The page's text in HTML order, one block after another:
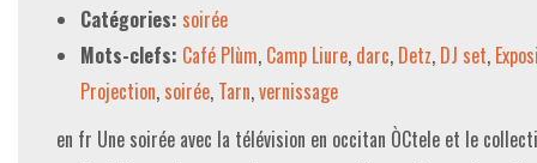
Catégories: soirée
Mots-clefs: Café Plùm, Camp Liure, darc, Detz, DJ set,
Projection, soirée, Tarn,vernissage
en fr Une soirée avec la télévision en occitan ÒCtele et le